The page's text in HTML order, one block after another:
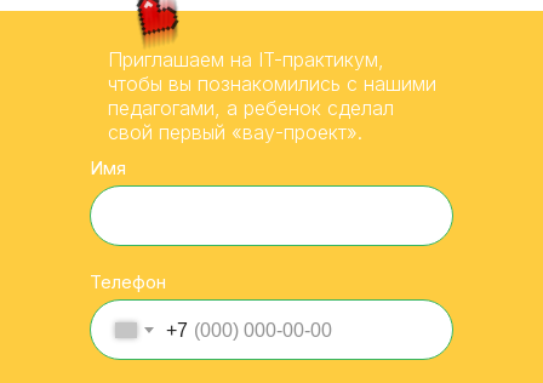
Приглашаем на IT-практикум,
чтобы вы познакомились с нашими
педагогами, а ребенок сделал
свой первый «вау-проект».
Имя
Телефон
+7